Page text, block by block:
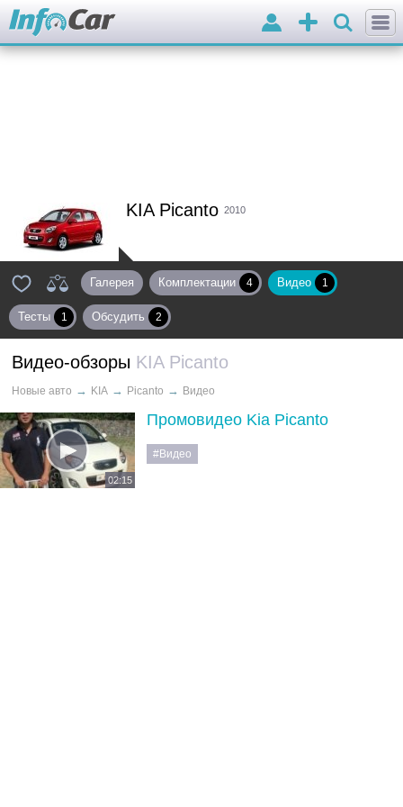
Добавить
объявление
Войти
KIA Picanto 2010
Галерея Комплектации 4 Видео 1
Тесты 1 Обсудить 2
Видео-обзоры KIA Picanto
Новые авто → KIA → Picanto → Видео
02:15
Промовидео Kia Picanto
#Видео